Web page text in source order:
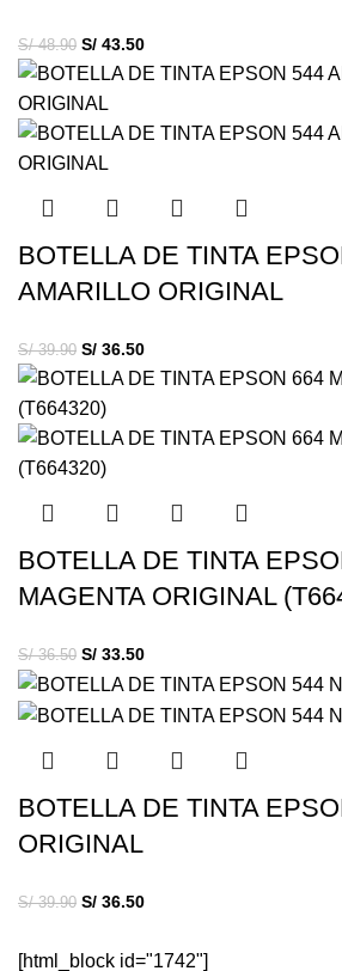
S/48.90 S/ 43.50
BOTELLA DE TINTA
AMARILLO ORIGINAL
S/39.90 S/ 36.50
BOTELLA DE TINTA
MAGENTA ORIGINAL
S/36.50 S/ 33.50
BOTELLA DE TINTA
ORIGINAL
S/39.90 S/ 36.50
[html_block id="1742"]